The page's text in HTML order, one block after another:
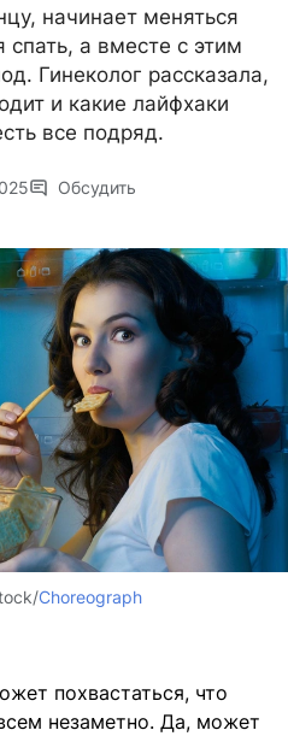
начинает меняться
спать, а вместе с этим
Гинеколог рассказала,
и какие лайфхаки
все подряд.
Обсудить
Choreograph
похвастаться, что
незаметно. Да, может